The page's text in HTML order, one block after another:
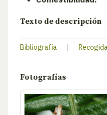
Texto de descripción
Bibliografía |
Fotografías